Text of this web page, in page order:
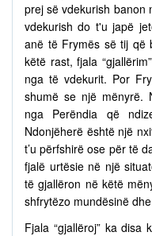
prej së vdekurish banon
vdekurish do t'u japë
anë të Frymës së tij që
këtë rast, fjala
nga të vdekurit. Por
shumë se një mënyrë.
nga Perëndia që
Ndonjëherë është një
t’u përfshirë ose për të
fjalë urtësie në një
të gjallëron në këtë
shfrytëzo mundësinë
Fjala “gjallëroj” ka